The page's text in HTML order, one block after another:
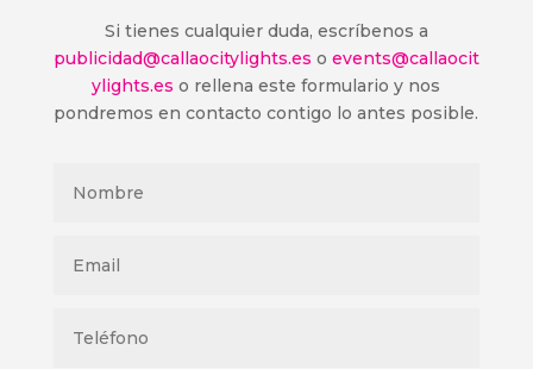
Si tienes cualquier duda, escríbenos a
publicidad@callaocitylights.es o events@callaocit
ylights.es o rellena este formulario y nos
pondremos en contacto contigo lo antes posible.